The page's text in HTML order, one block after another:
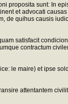
proposita sunt: In
et advocati
de quihus causis
satisfacit
contractum
le maire) et ipse
attentantem